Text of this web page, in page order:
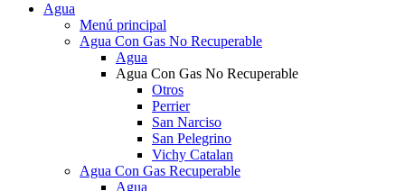
Agua
Menú principal
Agua Con Gas No Recuperable
Agua
Agua Con Gas No Recuperable
Otros
Perrier
San Narciso
San Pelegrino
Vichy Catalan
Agua Con Gas Recuperable
Agua